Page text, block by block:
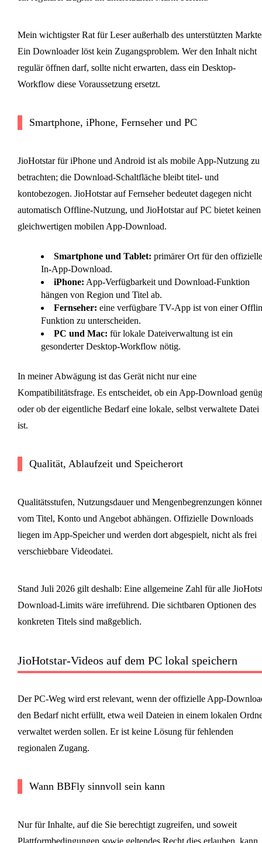
Mein wichtigster Rat für Leser außerhalb des unterstützten
Ein Downloader löst kein Zugangsproblem. Wer den Inhalt nicht
regulär öffnen darf, sollte nicht erwarten, dass ein Desktop-
Workflow diese Voraussetzung ersetzt.
Smartphone, iPhone, Fernseher und PC
JioHotstar für iPhone und Android ist als mobile App-Nutzung zu
betrachten; die Download-Schaltfläche bleibt titel- und
kontobezogen. JioHotstar auf Fernseher bedeutet dagegen nicht
automatisch Offline-Nutzung, und JioHotstar auf PC bietet keinen
gleichwertigen mobilen App-Download.
Smartphone und Tablet: primärer Ort für den
In-App-Download.
iPhone: App-Verfügbarkeit und Download-Funktion
hängen von Region und Titel ab.
Fernseher: eine verfügbare TV-App ist von einer
Funktion zu unterscheiden.
PC und Mac: für lokale Dateiverwaltung ist ein
gesonderter Desktop-Workflow nötig.
In meiner Abwägung ist das Gerät nicht nur eine
Kompatibilitätsfrage. Es entscheidet, ob ein App-Download
oder ob der eigentliche Bedarf eine lokale, selbst verwaltete Datei
ist.
Qualität, Ablaufzeit und Speicherort
Qualitätsstufen, Nutzungsdauer und Mengenbegrenzungen
vom Titel, Konto und Angebot abhängen. Offizielle Downloads
liegen im App-Speicher und werden dort abgespielt, nicht als frei
verschiebbare Videodatei.
Stand Juli 2026 gilt deshalb: Eine allgemeine Zahl für alle
Download-Limits wäre irreführend. Die sichtbaren Optionen des
konkreten Titels sind maßgeblich.
JioHotstar-Videos auf dem PC lokal speichern
Der PC-Weg wird erst relevant, wenn der offizielle App-
den Bedarf nicht erfüllt, etwa weil Dateien in einem lokalen
verwaltet werden sollen. Er ist keine Lösung für fehlenden
regionalen Zugang.
Wann BBFly sinnvoll sein kann
Nur für Inhalte, auf die Sie berechtigt zugreifen, und soweit
Plattformbedingungen sowie geltendes Recht dies erlauben, kann